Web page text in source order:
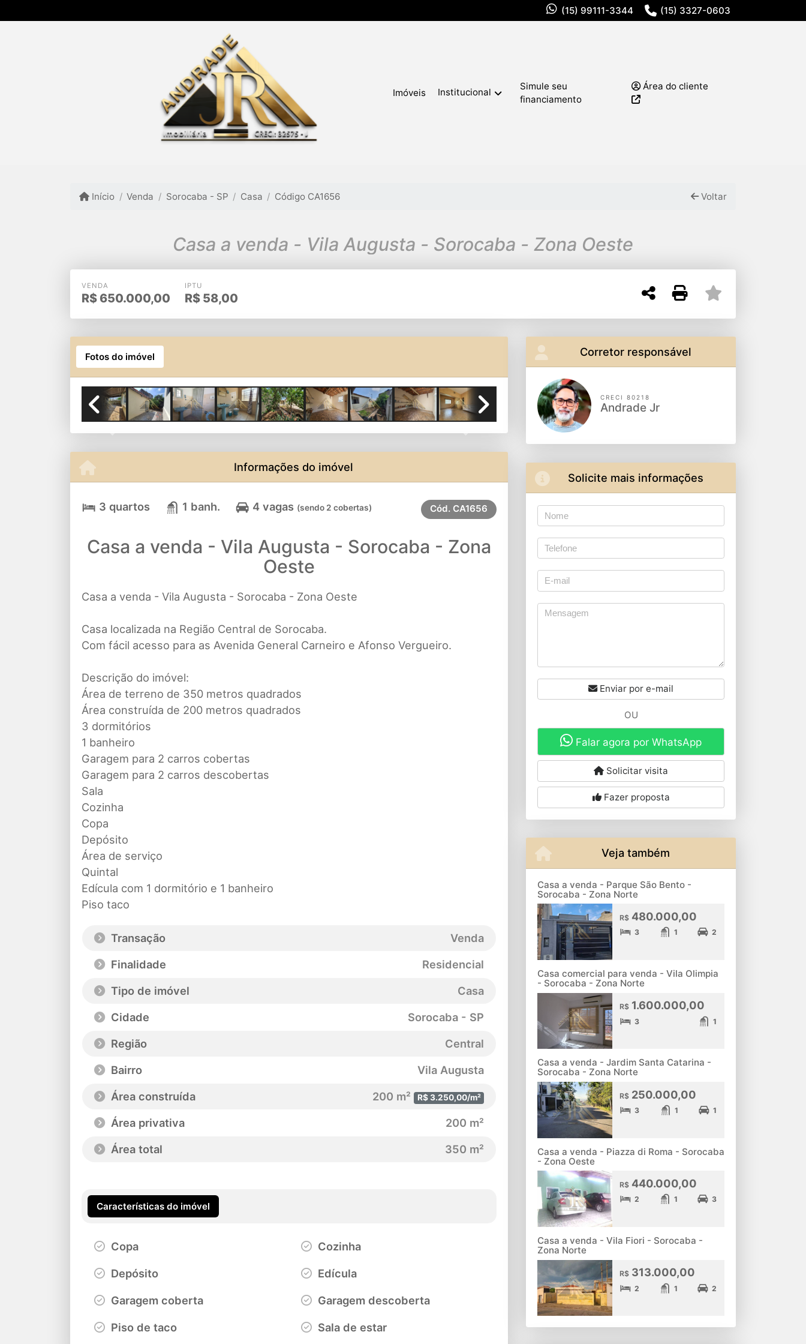
(15) 99111-3344 (15) 3327-0603
Imóveis Institucional
Simule seu
financiamento
Área do cliente
Início Venda Sorocaba - SP Casa Código CA1656 Voltar
Casa a venda - Vila Augusta - Sorocaba - Zona Oeste
VENDA
R$ 650.000,00
IPTU
R$ 58,00
Fotos do imóvel
Previous Next
Informações do imóvel
3 quartos 1 banh. 4 vagas (sendo 2 cobertas) Cód. CA1656
Casa a venda - Vila Augusta - Sorocaba - Zona
Oeste
Casa a venda - Vila Augusta - Sorocaba - Zona Oeste
Casa localizada na Região Central de Sorocaba.
Com fácil acesso para as Avenida General Carneiro e Afonso Vergueiro.
Descrição do imóvel:
Área de terreno de 350 metros quadrados
Área construída de 200 metros quadrados
3 dormitórios
1 banheiro
Garagem para 2 carros cobertas
Garagem para 2 carros descobertas
Sala
Cozinha
Copa
Depósito
Área de serviço
Quintal
Edícula com 1 dormitório e 1 banheiro
Piso taco
Transação
Venda
Finalidade
Residencial
Tipo de imóvel
Casa
Cidade
Sorocaba - SP
Região
Central
Bairro
Vila Augusta
Área construída
200 m² R$ 3.250,00/m²
Área privativa
200 m²
Área total
350 m²
Características do imóvel
Copa Cozinha
Depósito Edícula
Garagem coberta Garagem descoberta
Piso de taco Sala de estar
Corretor responsável
CRECI 80218
Andrade Jr
Solicite mais informações
Enviar por e-mail
OU
Falar agora por WhatsApp
Solicitar visita
Fazer proposta
Veja também
Casa a venda - Parque São Bento -
Sorocaba - Zona Norte
R$480.000,00
3 1 2
Casa comercial para venda - Vila Olimpia
- Sorocaba - Zona Norte
R$1.600.000,00
3 1
Casa a venda - Jardim Santa Catarina -
Sorocaba - Zona Norte
R$250.000,00
3 1 1
Casa a venda - Piazza di Roma - Sorocaba
- Zona Oeste
R$440.000,00
2 1 3
Casa a venda - Vila Fiori - Sorocaba -
Zona Norte
R$313.000,00
2 1 2